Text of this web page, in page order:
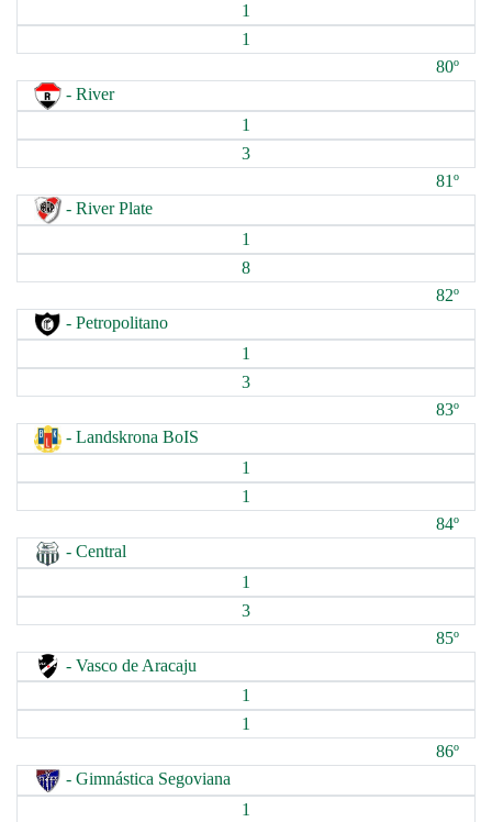
1
1
80º
- River
1
3
81º
- River Plate
1
8
82º
- Petropolitano
1
3
83º
- Landskrona BoIS
1
1
84º
- Central
1
3
85º
- Vasco de Aracaju
1
1
86º
- Gimnástica Segoviana
1